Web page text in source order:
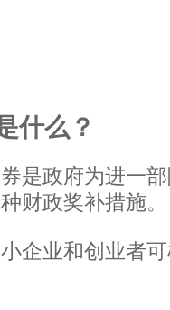
什么？
是政府为进一
财政奖补措施。
企业和创业者